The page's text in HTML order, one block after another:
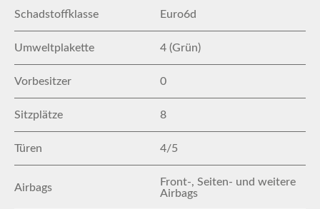
Schadstoffklasse Euro6d
Umweltplakette 4 (Grün)
Vorbesitzer 0
Sitzplätze 8
Türen 4/5
Airbags
Front-, Seiten- und weitere
Airbags